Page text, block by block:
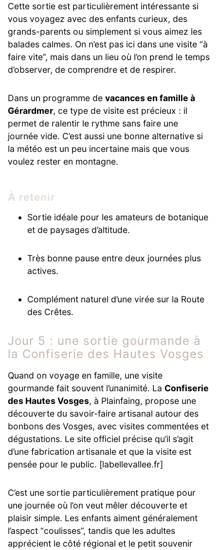
Cette sortie est particulièrement intéressante si
vous voyagez avec des enfants curieux, des
grands-parents ou simplement si vous aimez les
balades calmes. On n’est pas ici dans une visite “à
faire vite”, mais dans un lieu où l’on prend le temps
d’observer, de comprendre et de respirer.
Dans un programme de vacances en famille à
Gérardmer, ce type de visite est précieux : il
permet de ralentir le rythme sans faire une
journée vide. C’est aussi une bonne alternative si
la météo est un peu incertaine mais que vous
voulez rester en montagne.
À retenir
Sortie idéale pour les amateurs de botanique
et de paysages d’altitude.
Très bonne pause entre deux journées plus
actives.
Complément naturel d’une virée sur la Route
des Crêtes.
Jour 5 : une sortie gourmande à
la Confiserie des Hautes Vosges
Quand on voyage en famille, une visite
gourmande fait souvent l’unanimité. La Confiserie
des Hautes Vosges, à Plainfaing, propose une
découverte du savoir-faire artisanal autour des
bonbons des Vosges, avec visites commentées et
dégustations. Le site officiel précise qu’il s’agit
d’une fabrication artisanale et que la visite est
pensée pour le public. [labellevallee.fr]
C’est une sortie particulièrement pratique pour
une journée où l’on veut mêler découverte et
plaisir simple. Les enfants aiment généralement
l’aspect “coulisses”, tandis que les adultes
apprécient le côté régional et le petit souvenir